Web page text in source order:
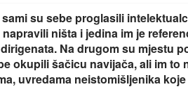
su sebe proglasili
ništa i jedina im je
Na drugom su mjestu
okupili šačicu navijača, ali im to
uvredama neistomišljenika